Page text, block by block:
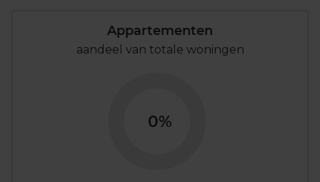
Appartementen
aandeel van totale woningen
0%